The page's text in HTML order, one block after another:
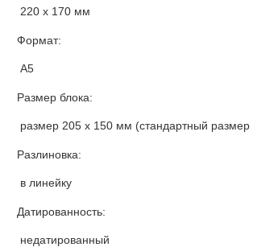
220 х 170 мм
Формат:
А5
Размер блока:
размер 205 х 150 мм (стандартный размер
Разлиновка:
в линейку
Датированность:
недатированный